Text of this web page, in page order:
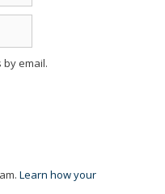
email.
Learn how your